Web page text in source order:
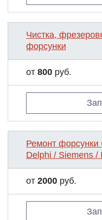
Чистка,
форсунки
от 800 руб.
Ремонт форсунки
Delphi / Siemens /
от 2000 руб.